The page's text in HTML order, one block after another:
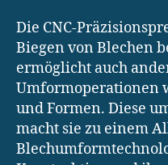
Die CNC-
Biegen von Blechen
ermöglicht auch
Umformoperationen
und Formen. Diese
macht sie zu einem